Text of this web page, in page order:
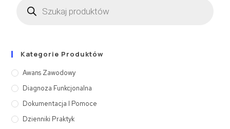
Kategorie Produktów
Awans Zawodowy
Diagnoza Funkcjonalna
Dokumentacja I Pomoce
Dzienniki Praktyk